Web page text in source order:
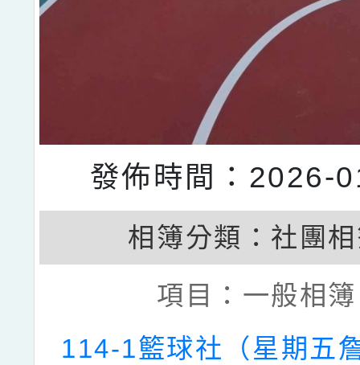
發佈時間：2026-
相簿分類： 社團
項目： 一般相簿
114-1籃球社（星期五